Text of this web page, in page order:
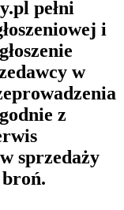
pełni
i
w
z
sprzedaży